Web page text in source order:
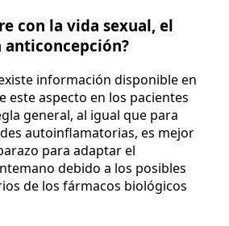
con la vida sexual, el
anticoncepción?
información disponible en
este aspecto en los pacientes
general, al igual que para
autoinflamatorias, es mejor
para adaptar el
debido a los posibles
de los fármacos biológicos